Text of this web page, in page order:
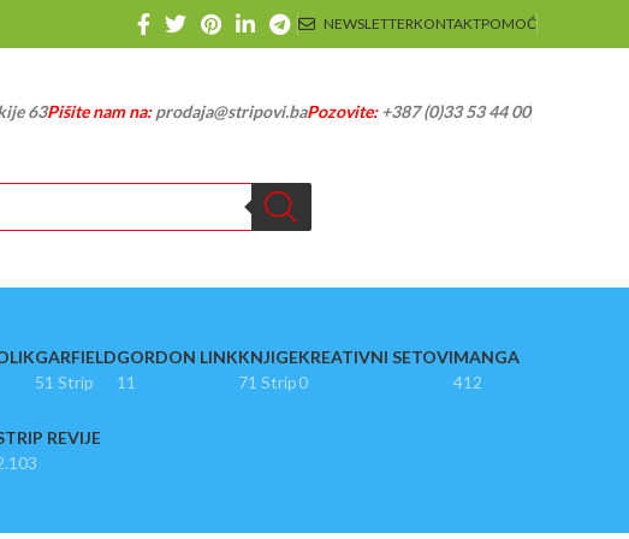
NEWSLETTERKONTAKTPOMOĆ
63Pišite nam na:prodaja@stripovi.baPozovite:+387 (0)33 53 44 00
GARFIELD
51 Strip
GORDON LINK
11
KNJIGE
71 Strip
KREATIVNI SETOVI
0
MANGA
412
REVIJE